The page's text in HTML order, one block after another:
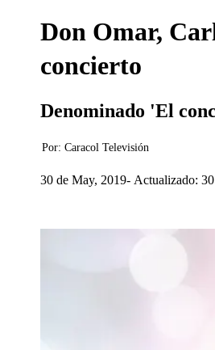
Don Omar,
concierto
Denominado 'El
Por: Caracol Televisión
30 de May, 2019 Actualizado: